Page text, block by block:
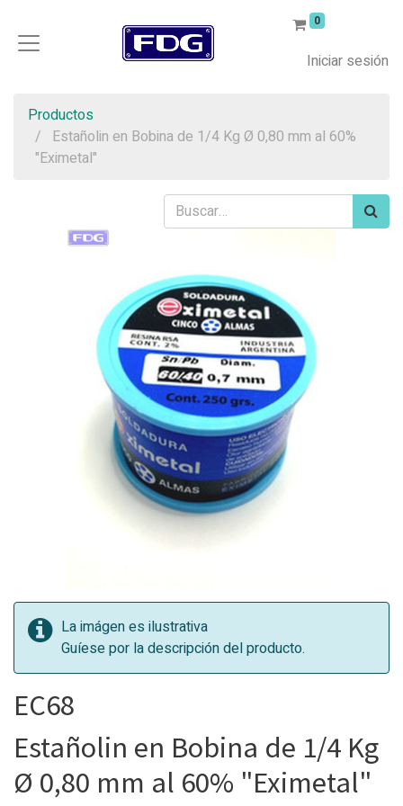
0
Iniciar sesión
Productos
Estañolin en Bobina de 1/4 Kg Ø 0,80 mm al 60%
"Eximetal"
La imágen es ilustrativa
Guíese por la descripción del producto.
EC68
Estañolin en Bobina de 1/4 Kg
Ø 0,80 mm al 60% "Eximetal"